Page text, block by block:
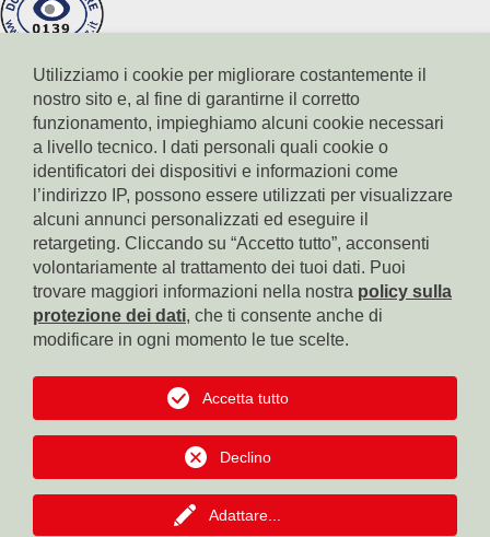
Conto corrente Cassa di Risparmio di Bolzano
IBAN: IT17X0604511601000000110801
BIC: CRBZIT2B001
Conto corrente Intesa Sanpaolo
IBAN: IT18B0306911619000006000065
BIC: BCITITMM
IBAN: IT42F0349311600000300200018
BIC: RZSBIT2B
Conto corrente Banca Popolare dell'Alto Adige
IBAN: IT12R0585611601050571000032
BIC: BPAAIT2B050
Utilizziamo i cookie per migliorare costantemente il
nostro sito e, al fine di garantirne il corretto
funzionamento, impieghiamo alcuni cookie necessari
a livello tecnico. I dati personali quali cookie o
identificatori dei dispositivi e informazioni come
l’indirizzo IP, possono essere utilizzati per visualizzare
alcuni annunci personalizzati ed eseguire il
retargeting. Cliccando su “Accetto tutto”, acconsenti
volontariamente al trattamento dei tuoi dati. Puoi
trovare maggiori informazioni nella nostra policy sulla
protezione dei dati, che ti consente anche di
modificare in ogni momento le tue scelte.
Adattare
Declino
Accetta tutto